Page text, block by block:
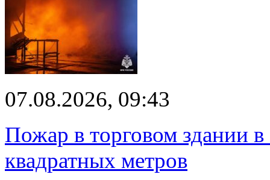
07.08.2026, 09:43
Пожар в торговом здании
квадратных метров